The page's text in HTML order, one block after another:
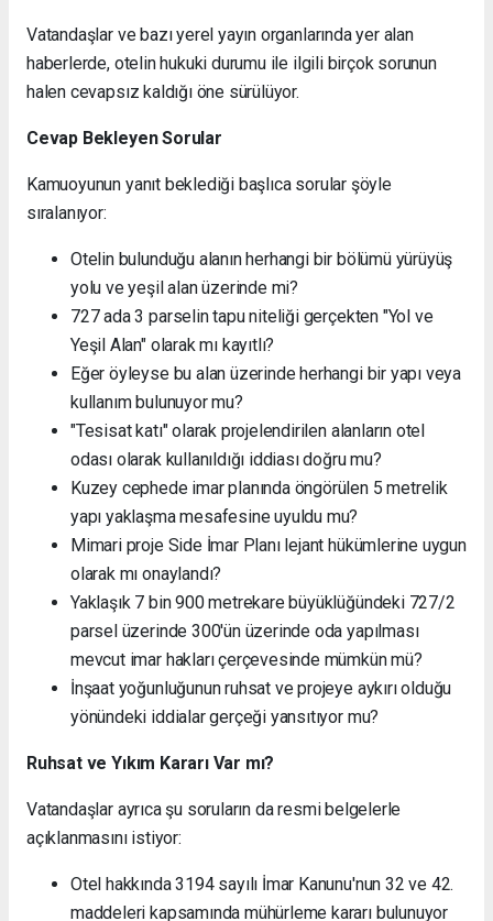
Vatandaşlar ve bazı yerel yayın organlarında yer alan
haberlerde, otelin hukuki durumu ile ilgili birçok sorunun
halen cevapsız kaldığı öne sürülüyor.
Cevap Bekleyen Sorular
Kamuoyunun yanıt beklediği başlıca sorular şöyle
sıralanıyor:
Otelin bulunduğu alanın herhangi bir bölümü yürüyüş
yolu ve yeşil alan üzerinde mi?
727 ada 3 parselin tapu niteliği gerçekten "Yol ve
Yeşil Alan" olarak mı kayıtlı?
Eğer öyleyse bu alan üzerinde herhangi bir yapı veya
kullanım bulunuyor mu?
"Tesisat katı" olarak projelendirilen alanların otel
odası olarak kullanıldığı iddiası doğru mu?
Kuzey cephede imar planında öngörülen 5 metrelik
yapı yaklaşma mesafesine uyuldu mu?
Mimari proje Side İmar Planı lejant hükümlerine uygun
olarak mı onaylandı?
Yaklaşık 7 bin 900 metrekare büyüklüğündeki 727/2
parsel üzerinde 300'ün üzerinde oda yapılması
mevcut imar hakları çerçevesinde mümkün mü?
İnşaat yoğunluğunun ruhsat ve projeye aykırı olduğu
yönündeki iddialar gerçeği yansıtıyor mu?
Ruhsat ve Yıkım Kararı Var mı?
Vatandaşlar ayrıca şu soruların da resmi belgelerle
açıklanmasını istiyor:
Otel hakkında 3194 sayılı İmar Kanunu'nun 32 ve 42.
maddeleri kapsamında mühürleme kararı bulunuyor